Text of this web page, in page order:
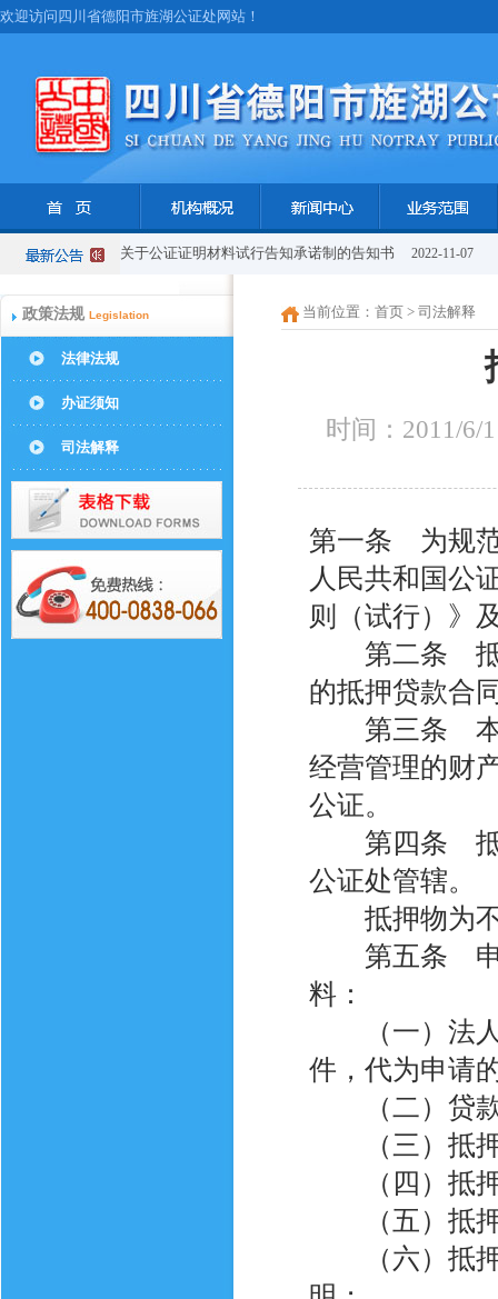
欢迎访问四川省德阳市旌湖公证处网站！
关于公证证明材料试行告知承诺制的告知书 2022-11-07
政策法规 Legislation
法律法规
办证须知
司法解释
当前位置： 首页 > 司法解释
时间：2011/6/
第一条 为规
人民共和国公
则（试行）》
第二条 抵押
的抵押贷款合
第三条 本细
经营管理的财
公证。
第四条 抵押
公证处管辖。
抵押物为不
第五条 申请
料：
（一）法人
件，代为申请
（二）贷款
（三）抵押
（四）抵押
（五）抵押
（六）抵押